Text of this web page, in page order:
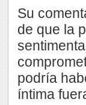
Su
de que la
podría
íntima